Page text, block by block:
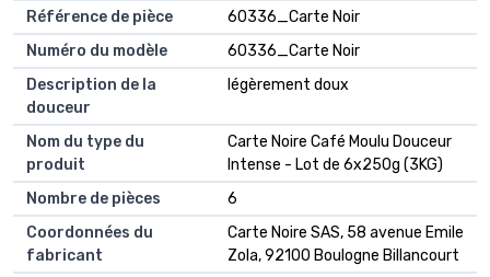
Référence de pièce
60336_Carte Noir
Numéro du modèle
60336_Carte Noir
Description de la
douceur
légèrement doux
Nom du type du
produit
Carte Noire Café Moulu Douceur
Intense - Lot de 6x250g (3KG)
Nombre de pièces
6
Coordonnées du
fabricant
Carte Noire SAS, 58 avenue Emile
Zola, 92100 Boulogne Billancourt